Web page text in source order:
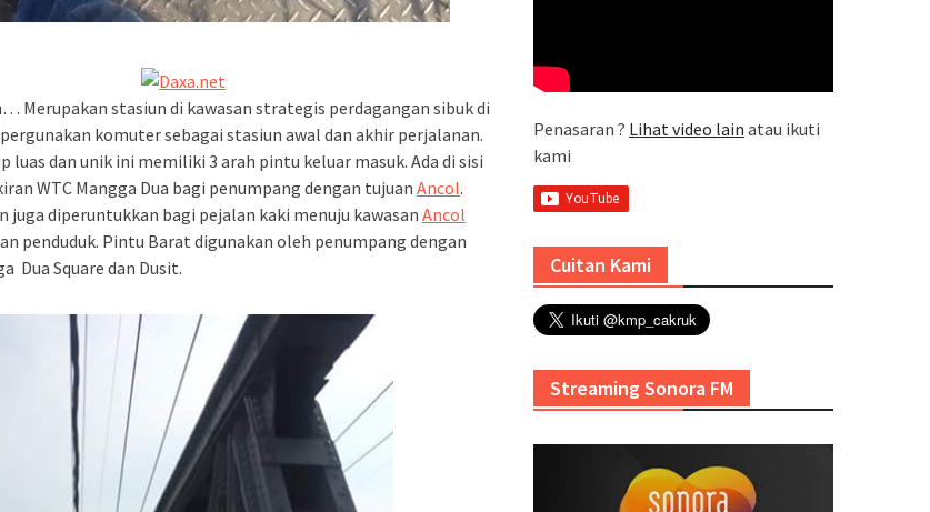
Merupakan stasiun di kawasan strategis perdagangan sibuk di
komuter sebagai stasiun awal dan akhir perjalanan.
luas dan unik ini memiliki 3 arah pintu keluar masuk. Ada di sisi
WTC Mangga Dua bagi penumpang dengan tujuan Ancol.
juga diperuntukkan bagi pejalan kaki menuju kawasan Ancol
penduduk. Pintu Barat digunakan oleh penumpang dengan
Dua Square dan Dusit.
Penasaran ? Lihat video lain atau ikuti
kami
Cuitan Kami
Streaming Sonora FM